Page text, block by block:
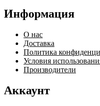
Информация
О нас
Доставка
Политика
Условия
Производители
Аккаунт